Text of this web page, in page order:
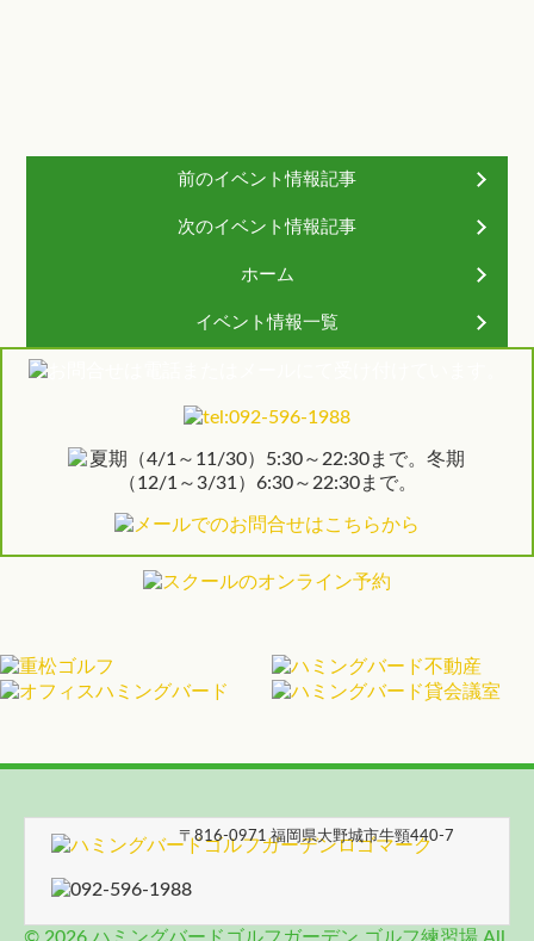
前のイベント情報記事
次のイベント情報記事
ホーム
イベント情報一覧
〒816-0971 福岡県大野城市牛頸440-7